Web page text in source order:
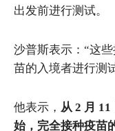
出发前进行测试。
沙普斯表示：“这
苗的入境者进行测
他表示， 从 2 月
始，完全接种疫苗